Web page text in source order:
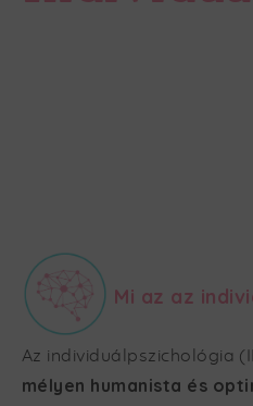
Mi az az
Az individuálpszichológia
mélyen humanista és